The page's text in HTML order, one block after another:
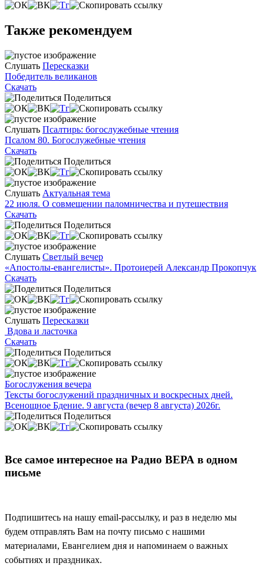
Также рекомендуем
Слушать Пересказки
Победитель великанов
Скачать
Поделиться
Слушать Псалтирь: богослужебные чтения
Псалом 80. Богослужебные чтения
Скачать
Поделиться
Слушать Актуальная тема
22 июля. О совмещении паломничества и путешествия
Скачать
Поделиться
Слушать Светлый вечер
«Апостолы-евангелисты». Протоиерей Александр Прокопчук
Скачать
Поделиться
Слушать Пересказки
Вдова и ласточка
Скачать
Поделиться
Богослужения вечера
Тексты богослужений праздничных и воскресных дней.
Всенощное Бдение. 9 августа (вечер 8 августа) 2026г.
Поделиться
Все самое интересное на Радио ВЕРА в одном
письме
Подпишитесь на нашу email-рассылку, и раз в неделю мы
будем отправлять Вам на почту письмо с нашими
материалами, Евангелием дня и напоминаем о важных
событиях и праздниках.